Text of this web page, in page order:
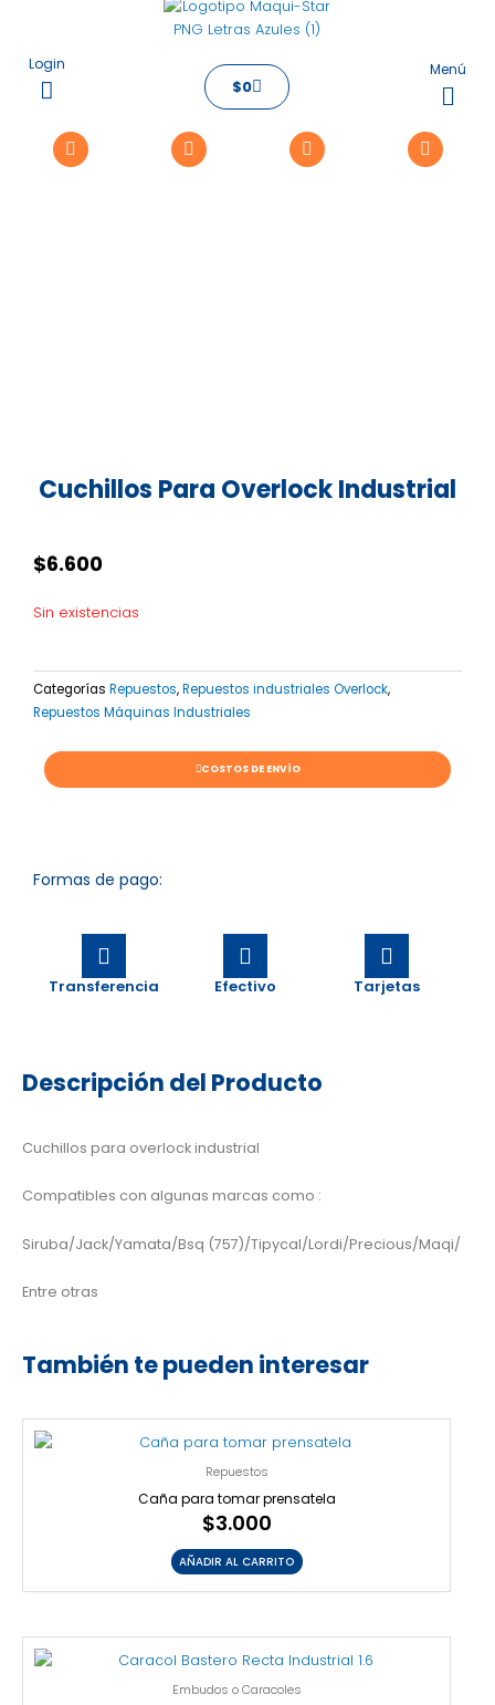
contenido
Login
$0Carrito
Menú
Cuchillos Para Overlock Industrial
$6.600
Sin existencias
Categorías Repuestos,Repuestos industriales Overlock,
Repuestos Máquinas Industriales
COSTOS DE ENVÍO
Formas de pago:
Transferencia Efectivo Tarjetas
Descripción del Producto
Cuchillos para overlock industrial
Compatibles con algunas marcas como :
Siruba/Jack/Yamata/Bsq (757)/Tipycal/Lordi/Precious/Maqi/
Entre otras
También te pueden interesar
Repuestos
Caña para tomar prensatela
$3.000
AÑADIR AL CARRITO
Embudos o Caracoles